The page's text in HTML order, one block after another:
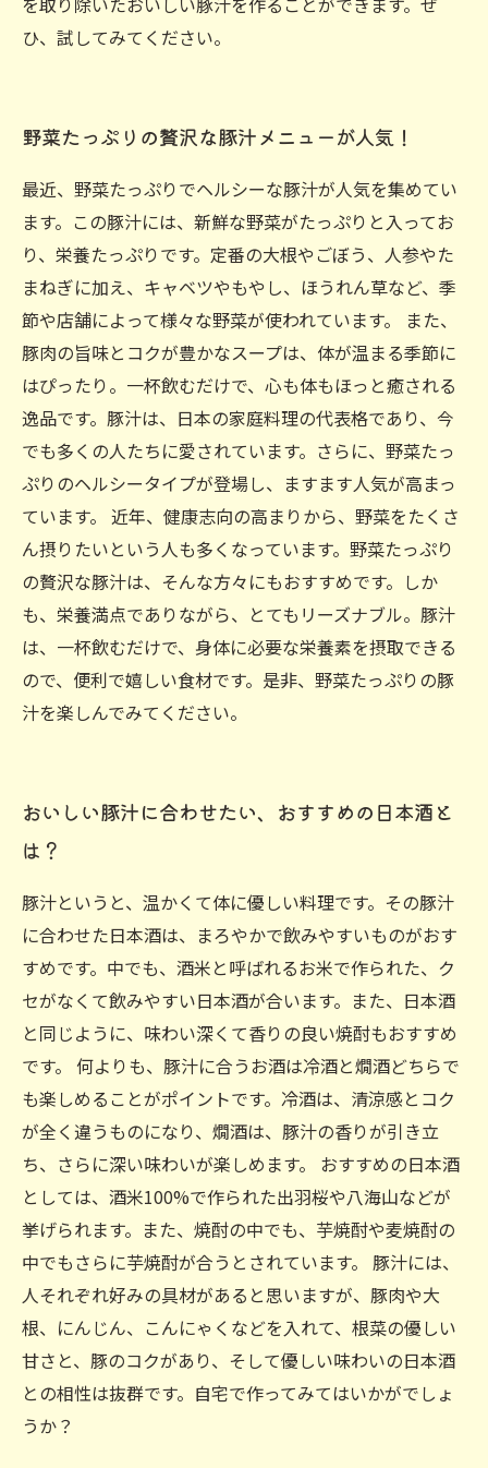
ひ、試してみてください。
野菜たっぷりの贅沢な豚汁メニューが人気！
最近、野菜たっぷりでヘルシーな豚汁が人気を集めてい
ます。この豚汁には、新鮮な野菜がたっぷりと入ってお
り、栄養たっぷりです。定番の大根やごぼう、人参やた
まねぎに加え、キャベツやもやし、ほうれん草など、季
節や店舗によって様々な野菜が使われています。 また、
豚肉の旨味とコクが豊かなスープは、体が温まる季節に
はぴったり。一杯飲むだけで、心も体もほっと癒される
逸品です。豚汁は、日本の家庭料理の代表格であり、今
でも多くの人たちに愛されています。さらに、野菜たっ
ぷりのヘルシータイプが登場し、ますます人気が高まっ
ています。 近年、健康志向の高まりから、野菜をたくさ
ん摂りたいという人も多くなっています。野菜たっぷり
の贅沢な豚汁は、そんな方々にもおすすめです。しか
も、栄養満点でありながら、とてもリーズナブル。豚汁
は、一杯飲むだけで、身体に必要な栄養素を摂取できる
ので、便利で嬉しい食材です。是非、野菜たっぷりの豚
汁を楽しんでみてください。
おいしい豚汁に合わせたい、おすすめの日本酒と
は？
豚汁というと、温かくて体に優しい料理です。その豚汁
に合わせた日本酒は、まろやかで飲みやすいものがおす
すめです。中でも、酒米と呼ばれるお米で作られた、ク
セがなくて飲みやすい日本酒が合います。また、日本酒
と同じように、味わい深くて香りの良い焼酎もおすすめ
です。 何よりも、豚汁に合うお酒は冷酒と燗酒どちらで
も楽しめることがポイントです。冷酒は、清涼感とコク
が全く違うものになり、燗酒は、豚汁の香りが引き立
ち、さらに深い味わいが楽しめます。 おすすめの日本酒
としては、酒米100%で作られた出羽桜や八海山などが
挙げられます。また、焼酎の中でも、芋焼酎や麦焼酎の
中でもさらに芋焼酎が合うとされています。 豚汁には、
人それぞれ好みの具材があると思いますが、豚肉や大
根、にんじん、こんにゃくなどを入れて、根菜の優しい
甘さと、豚のコクがあり、そして優しい味わいの日本酒
との相性は抜群です。自宅で作ってみてはいかがでしょ
うか？